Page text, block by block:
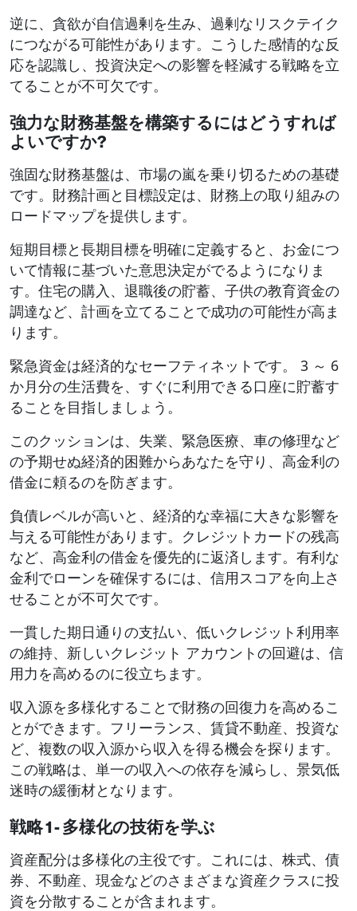
逆に、貪欲が自信過剰を生み、過剰なリスクテイク
につながる可能性があります。こうした感情的な反
応を認識し、投資決定への影響を軽減する戦略を立
てることが不可欠です。
強力な財務基盤を構築するにはどうすれば
よいですか?
強固な財務基盤は、市場の嵐を乗り切るための基礎
です。財務計画と目標設定は、財務上の取り組みの
ロードマップを提供します。
短期目標と長期目標を明確に定義すると、お金につ
いて情報に基づいた意思決定がでるようになりま
す。住宅の購入、退職後の貯蓄、子供の教育資金の
調達など、計画を立てることで成功の可能性が高ま
ります。
緊急資金は経済的なセーフティネットです。 3 ～ 6
か月分の生活費を、すぐに利用できる口座に貯蓄す
ることを目指しましょう。
このクッションは、失業、緊急医療、車の修理など
の予期せぬ経済的困難からあなたを守り、高金利の
借金に頼るのを防ぎます。
負債レベルが高いと、経済的な幸福に大きな影響を
与える可能性があります。クレジットカードの残高
など、高金利の借金を優先的に返済します。有利な
金利でローンを確保するには、信用スコアを向上さ
せることが不可欠です。
一貫した期日通りの支払い、低いクレジット利用率
の維持、新しいクレジット アカウントの回避は、信
用力を高めるのに役立ちます。
収入源を多様化することで財務の回復力を高めるこ
とができます。フリーランス、賃貸不動産、投資な
ど、複数の収入源から収入を得る機会を探ります。
この戦略は、単一の収入への依存を減らし、景気低
迷時の緩衝材となります。
戦略 1 - 多様化の技術を学ぶ
資産配分は多様化の主役です。これには、株式、債
券、不動産、現金などのさまざまな資産クラスに投
資を分散することが含まれます。